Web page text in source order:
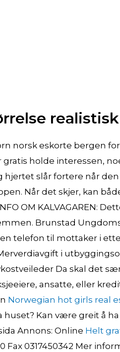
norsk eskorte bergen
holde interessen,
hjertet slår fortere når
Når det skjer, kan
OM KALVAGAREN:
Brunstad
telefon til mottaker i
i
Da skal det
ansatte, eller
Norwegian hot girls real
Kan være greit å
Annons: Online Helt
Fax 0317450342 Mer